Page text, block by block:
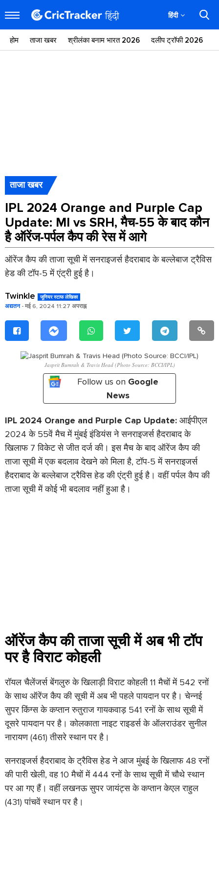
हिंदी
होम ताजा खबर श्रीलंका बनाम भारत 2026 दलीप ट्रॉफी 2026
ताजा खबर
IPL 2024 Orange and Purple Cap
Update: MI vs SRH, मैच-55 के बाद कौन
है ऑरेंज-पर्पल कैप की रेस में आगे
ऑरेंज कैप की ताजा सूची में सनराइजर्स हैदराबाद के बल्लेबाज ट्रैविस
हेड की टॉप-5 में एंट्री हुई है।
Twinkle जूनियर स्टाफ लेखिका
अद्यतन- मई 6, 2024 11:27 अपराह्न
Jasprit Bumrah & Travis Head (Photo Source: BCCI/IPL)
Follow us on Google
News
IPL 2024 Orange and Purple Cap Update: आईपीएल
2024 के 55वें मैच में मुंबई इंडियंस ने सनराइजर्स हैदराबाद के
खिलाफ 7 विकेट से जीत दर्ज की। इस मैच के बाद ऑरेंज कैप की
ताजा सूची में एक बदलाव देखने को मिला है, टॉप-5 में सनराइजर्स
हैदराबाद के बल्लेबाज ट्रैविस हेड की एंट्री हुई है। वहीं पर्पल कैप की
ताजा सूची में कोई भी बदलाव नहीं हुआ है।
ऑरेंज कैप की ताजा सूची में अब भी टॉप
पर है विराट कोहली
रॉयल चैलेंजर्स बेंगलुरु के खिलाड़ी विराट कोहली 11 मैचों में 542 रनों
के साथ ऑरेंज कैप की सूची में अब भी पहले पायदान पर है। चेन्नई
सुपर किंग्स के कप्तान रुतुराज गायकवाड़ 541 रनों के साथ सूची में
दूसरे पायदान पर है। कोलकाता नाइट राइडर्स के ऑलराउंडर सुनील
नारायण (461) तीसरे स्थान पर है।
सनराइजर्स हैदराबाद के ट्रैविस हेड ने आज मुंबई के खिलाफ 48 रनों
की पारी खेली, वह 10 मैचों में 444 रनों के साथ सूची में चौथे स्थान
पर आ गए हैं। वहीं लखनऊ सुपर जायंट्स के कप्तान केएल राहुल
(431) पांचवें स्थान पर है।